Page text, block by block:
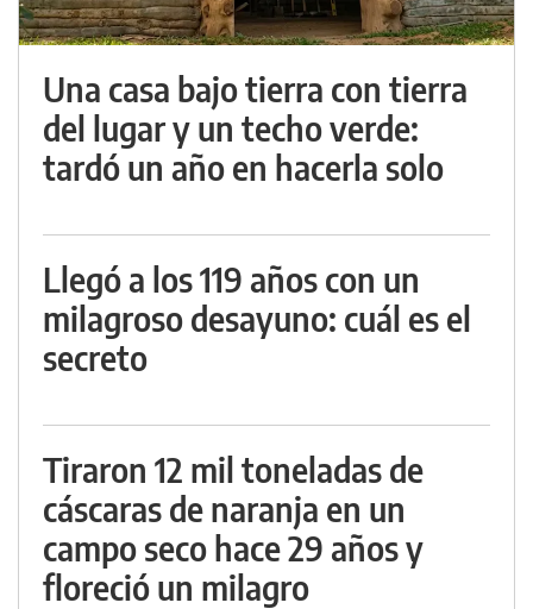
Una casa bajo tierra con tierra
del lugar y un techo verde:
tardó un año en hacerla solo
Llegó a los 119 años con un
milagroso desayuno: cuál es el
secreto
Tiraron 12 mil toneladas de
cáscaras de naranja en un
campo seco hace 29 años y
floreció un milagro